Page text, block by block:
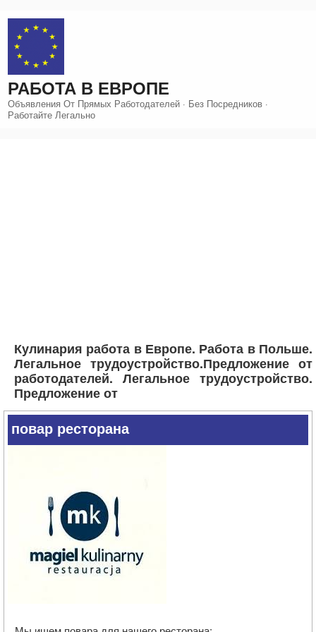
содержимому
РАБОТА В ЕВРОПЕ
Объявления От Прямых Работодателей · Без Посредников ·
Работайте Легально
Кулинария работа в Европе. Работа в Польше.
Легальное трудоустройство.Предложение от
работодателей. Легальное трудоустройство.
Предложение от
повар ресторана